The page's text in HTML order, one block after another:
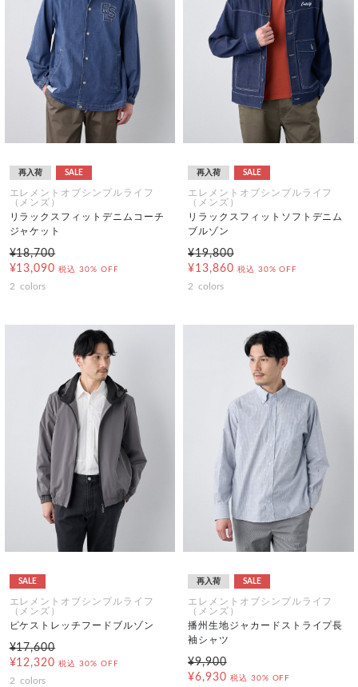
再入荷 SALE
エレメントオブシンプルライフ
（メンズ）
リラックスフィットデニムコーチ
ジャケット
¥18,700
¥13,090 税込 30% OFF
2 colors
再入荷 SALE
エレメントオブシンプルライフ
（メンズ）
リラックスフィットソフトデニム
ブルゾン
¥19,800
¥13,860 税込 30% OFF
2 colors
SALE
エレメントオブシンプルライフ
（メンズ）
ピケストレッチフードブルゾン
¥17,600
¥12,320 税込 30% OFF
2 colors
再入荷 SALE
エレメントオブシンプルライフ
（メンズ）
播州生地ジャカードストライプ長
袖シャツ
¥9,900
¥6,930 税込 30% OFF